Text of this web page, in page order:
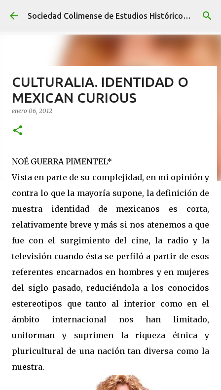
Ir al contenido principal Sociedad Colimense de Estudios Históricos A. C.
CULTURALIA. IDENTIDAD O
MEXICAN CURIOUS
enero 06, 2012
NOÉ GUERRA PIMENTEL*
Vista en parte de su complejidad, en mi opinión y
contra lo que la mayoría supone, la definición de
nuestra identidad de mexicanos es corta,
relativamente breve y más si nos atenemos a que
fue con el surgimiento del cine, la radio y la
televisión cuando ésta se perfiló a partir de esos
referentes encarnados en hombres y en mujeres
del siglo pasado, reduciéndola a los conocidos
estereotipos que tanto al interior como en el
ámbito internacional nos han limitado,
uniforman y suprimen la riqueza étnica y
pluricultural de una nación tan diversa como la
nuestra.